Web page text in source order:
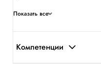
Показать все
Компетенции